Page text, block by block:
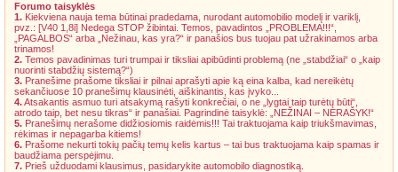
Forumo taisyklės
1. Kiekviena nauja tema būtinai pradedama, nurodant automobilio modelį ir variklį,
pvz.: [V40 1,8i] Nedega STOP žibintai. Temos, pavadintos „PROBLEMA!!!“,
„PAGALBOS“ arba „Nežinau, kas yra?“ ir panašios bus tuojau pat užrakinamos arba
trinamos!
2. Temos pavadinimas turi trumpai ir tiksliai apibūdinti problemą (ne „stabdžiai“ o „kaip
nuorinti stabdžių sistemą?“)
3. Pranešime prašome tiksliai ir pilnai aprašyti apie ką eina kalba, kad nereikėtų
sekančiuose 10 pranešimų klausinėti, aiškinantis, kas įvyko...
4.Atsakantis asmuo turi atsakymą rašyti konkrečiai, o ne „lygtai taip turėtų būti“,
atrodo taip, bet nesu tikras“ ir panašiai. Pagrindinė taisyklė: „NEŽINAI – NERAŠYK!“
5. Pranešimų nerašome didžiosiomis raidėmis!!! Tai traktuojama kaip triukšmavimas,
rėkimas ir nepagarba kitiems!
6. Prašome nekurti tokių pačių temų kelis kartus – tai bus traktuojama kaip spamas ir
baudžiama perspėjimu.
7. Prieš užduodami klausimus, pasidarykite automobilo diagnostiką.